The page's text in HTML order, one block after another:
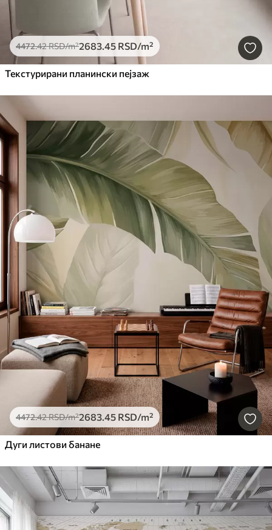
4472.42RSD/m²2683.45 RSD/m²
Текстурирани планински пејзаж
4472.42RSD/m²2683.45 RSD/m²
Дуги листови банане